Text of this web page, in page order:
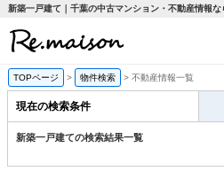
新築一戸建て｜千葉の中古マンション・不動産情報な
TOPページ > 物件検索 > 不動産情報一覧
現在の検索条件
新築一戸建ての検索結果一覧